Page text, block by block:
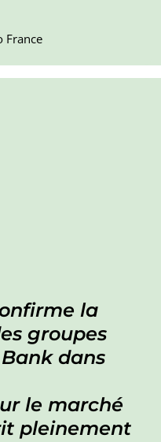
France
la
groupes
dans
le marché
pleinement